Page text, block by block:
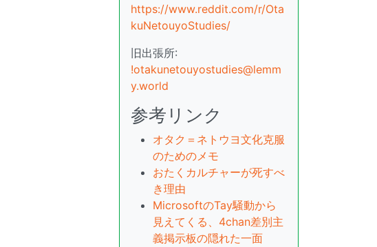
https://www.reddit.com/r/Ota
kuNetouyoStudies/
旧出張所:
!otakunetouyostudies@lemm
y.world
参考リンク
オタク＝ネトウヨ文化克服
のためのメモ
おたくカルチャーが死すべ
き理由
MicrosoftのTay騒動から
見えてくる、4chan差別主
義掲示板の隠れた一面